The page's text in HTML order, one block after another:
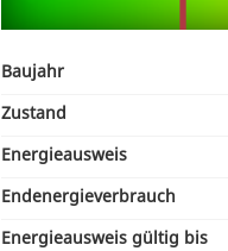
Baujahr
Zustand
Energieausweis
Endenergieverbrauch
Energieausweis gültig bis